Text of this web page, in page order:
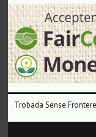
Trobada Sense